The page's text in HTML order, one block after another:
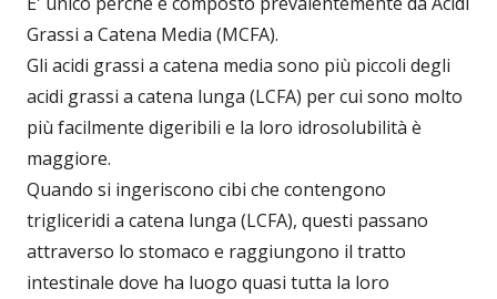
Grassi a Catena Media (MCFA).
Gli acidi grassi a catena media sono più piccoli degli
acidi grassi a catena lunga (LCFA) per cui sono molto
più facilmente digeribili e la loro idrosolubilità è
maggiore.
Quando si ingeriscono cibi che contengono
trigliceridi a catena lunga (LCFA), questi passano
attraverso lo stomaco e raggiungono il tratto
intestinale dove ha luogo quasi tutta la loro